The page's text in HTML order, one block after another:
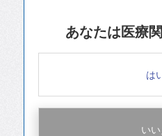
あなたは医療
は
いい